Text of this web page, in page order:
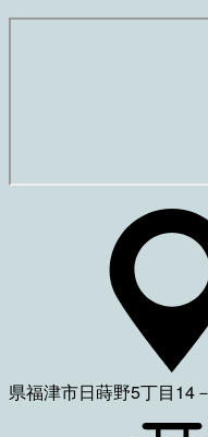
県福津市日蒔野5丁目14